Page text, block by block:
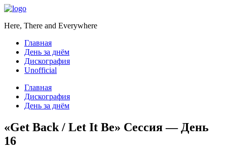
Here, There and Everywhere
Главная
День за днём
Дискография
Unofficial
Главная
Дискография
День за днём
«Get Back / Let It Be» Сессия — День
16